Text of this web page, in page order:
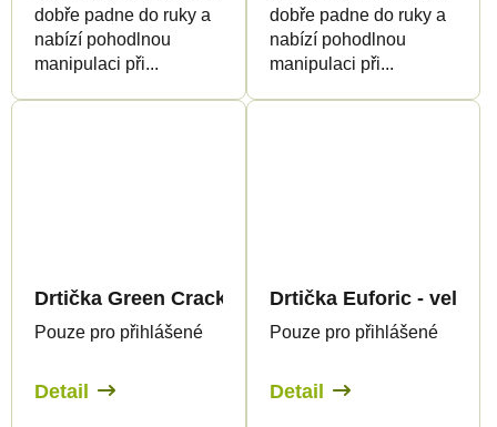
dobře padne do ruky a
nabízí pohodlnou
manipulaci při...
dobře padne do ruky a
nabízí pohodlnou
manipulaci při...
Drtička Green Crack - velká
Pouze pro přihlášené
Detail
Drtička Euforic - velká
Pouze pro přihlášené
Detail